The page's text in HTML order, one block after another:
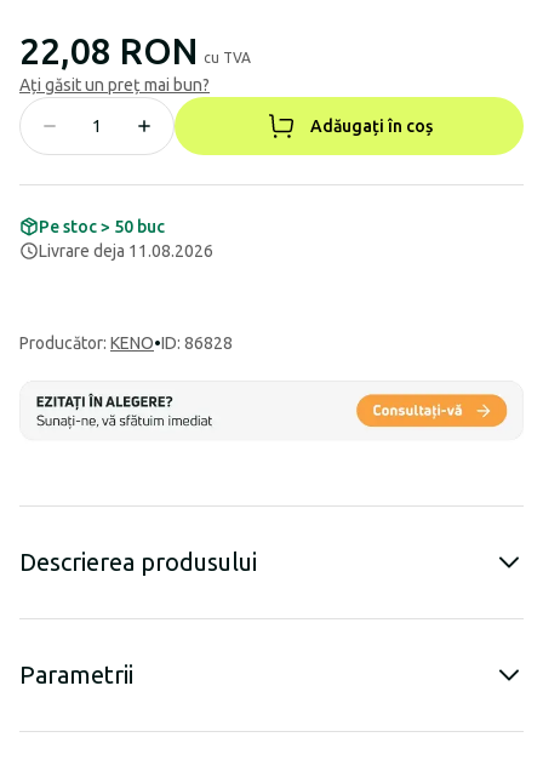
22,08 RON cu TVA
Ați găsit un preț mai bun?
Adăugați în coș
Pe stoc > 50 buc
Livrare deja 11.08.2026
Producător: KENO•ID: 86828
Descrierea produsului
Parametrii